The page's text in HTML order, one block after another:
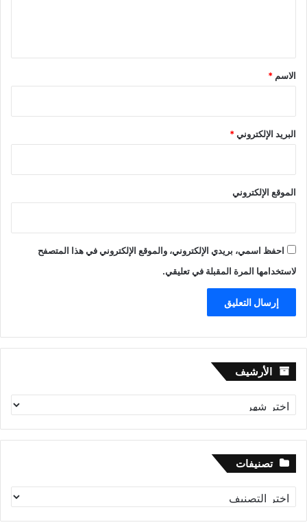
*
الاسم *
البريد الإلكتروني*
الموقع الإلكتروني
احفظ اسمي، بريدي الإلكتروني، والموقع الإلكتروني في هذا المتصفح
لاستخدامها المرة المقبلة في تعليقي.
الأرشيف الأرشيف
تصنيفات
تصنيفات